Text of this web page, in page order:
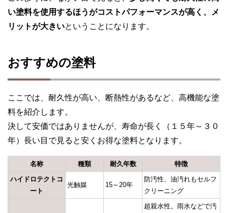
い塗料を使用するほうがコストパフォーマンスが高く、メ
リットが大きいということになります。
おすすめの塗料
ここでは、耐久性が高い、断熱性があるなど、高機能な塗
料を紹介します。
決して安価ではありませんが、寿命が長く（１５年～３０
年）長い目で見ると安くお得な塗料となります。
名称 種類 耐久年数
特徴
ハイドロテクトコ
ート
光触媒 15～20年
防汚性、油汚れもセルフ
クリーニング
超親水性。雨水などで汚